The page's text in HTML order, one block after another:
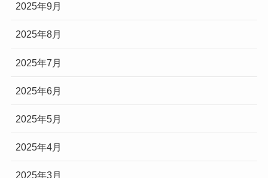
2025年9月
2025年8月
2025年7月
2025年6月
2025年5月
2025年4月
2025年3月